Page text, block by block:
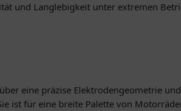
und Langlebigkeit unter extremen
eine präzise Elektrodengeometrie
ist für eine breite Palette von